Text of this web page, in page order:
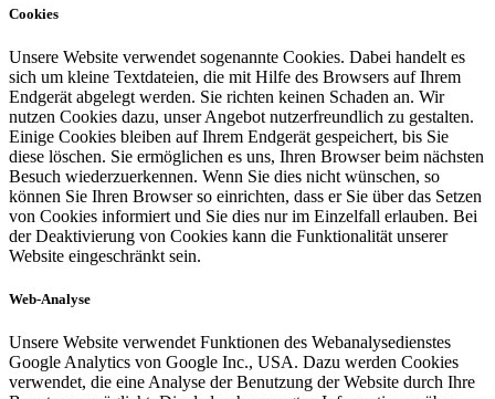
Cookies
Unsere Website verwendet sogenannte Cookies. Dabei handelt es
sich um kleine Textdateien, die mit Hilfe des Browsers auf Ihrem
Endgerät abgelegt werden. Sie richten keinen Schaden an. Wir
nutzen Cookies dazu, unser Angebot nutzerfreundlich zu gestalten.
Einige Cookies bleiben auf Ihrem Endgerät gespeichert, bis Sie
diese löschen. Sie ermöglichen es uns, Ihren Browser beim nächsten
Besuch wiederzuerkennen. Wenn Sie dies nicht wünschen, so
können Sie Ihren Browser so einrichten, dass er Sie über das Setzen
von Cookies informiert und Sie dies nur im Einzelfall erlauben. Bei
der Deaktivierung von Cookies kann die Funktionalität unserer
Website eingeschränkt sein.
Web-Analyse
Unsere Website verwendet Funktionen des Webanalysedienstes
Google Analytics von Google Inc., USA. Dazu werden Cookies
verwendet, die eine Analyse der Benutzung der Website durch Ihre